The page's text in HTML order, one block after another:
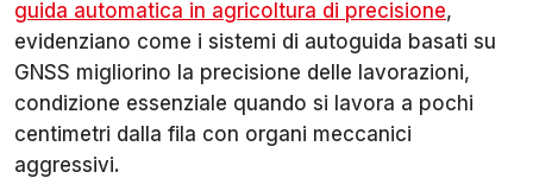
guida automatica in agricoltura di precisione,
evidenziano come i sistemi di autoguida basati su
GNSS migliorino la precisione delle lavorazioni,
condizione essenziale quando si lavora a pochi
centimetri dalla fila con organi meccanici
aggressivi.